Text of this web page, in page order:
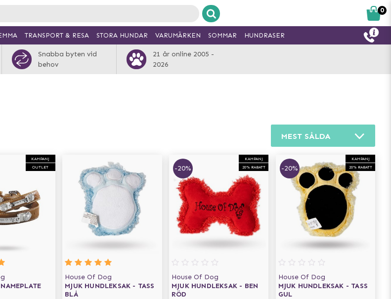
MEST SÅLDA
KAMPANJ
OUTLET
House Of Dog
MJUK HUNDLEKSAK - TASS
BLÅ
KAMPANJ
20% RABATT
-20%
House Of Dog
MJUK HUNDLEKSAK - BEN
RÖD
KAMPANJ
20% RABATT
-20%
House Of Dog
MJUK HUNDLEKSAK - TASS
GUL
0
TRANSPORT & RESA STORA HUNDAR VARUMÄRKEN SOMMAR HUNDRASER
Snabba byten vid
behov
21 år online 2005 -
2026